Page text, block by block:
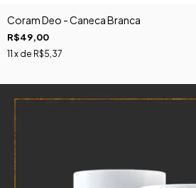
Coram Deo - Caneca Branca
R$49,00
11 x de R$5,37